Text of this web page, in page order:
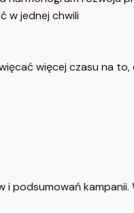
w jednej chwili
więcej czasu na
podsumowań kampanii.